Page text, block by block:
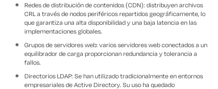
Redes de distribución de contenidos (CDN): distribuyen archivos
CRL a través de nodos periféricos repartidos geográficamente, lo
que garantiza una alta disponibilidad y una baja latencia en las
implementaciones globales.
Grupos de servidores web: varios servidores web conectados a un
equilibrador de carga proporcionan redundancia y tolerancia a
fallos.
Directorios LDAP: Se han utilizado tradicionalmente en entornos
empresariales de Active Directory. Su uso ha quedado